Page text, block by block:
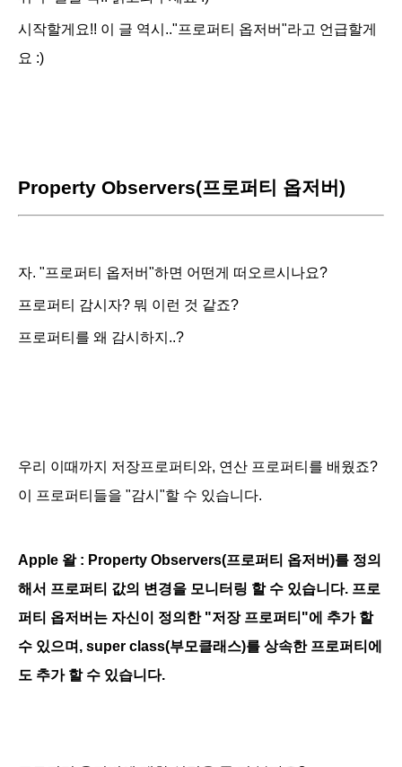
시작할게요!! 이 글 역시.."프로퍼티 옵저버"라고 언급할게
요 :)
Property Observers(프로퍼티 옵저버)
자. "프로퍼티 옵저버"하면 어떤게 떠오르시나요?
프로퍼티 감시자? 뭐 이런 것 같죠?
프로퍼티를 왜 감시하지..?
우리 이때까지 저장프로퍼티와, 연산 프로퍼티를 배웠죠?
이 프로퍼티들을 "감시"할 수 있습니다.
Apple 왈 : Property Observers(프로퍼티 옵저버)를 정의
해서 프로퍼티 값의 변경을 모니터링 할 수 있습니다. 프로
퍼티 옵저버는 자신이 정의한 "저장 프로퍼티"에 추가 할
수 있으며, super class(부모클래스)를 상속한 프로퍼티에
도 추가 할 수 있습니다.